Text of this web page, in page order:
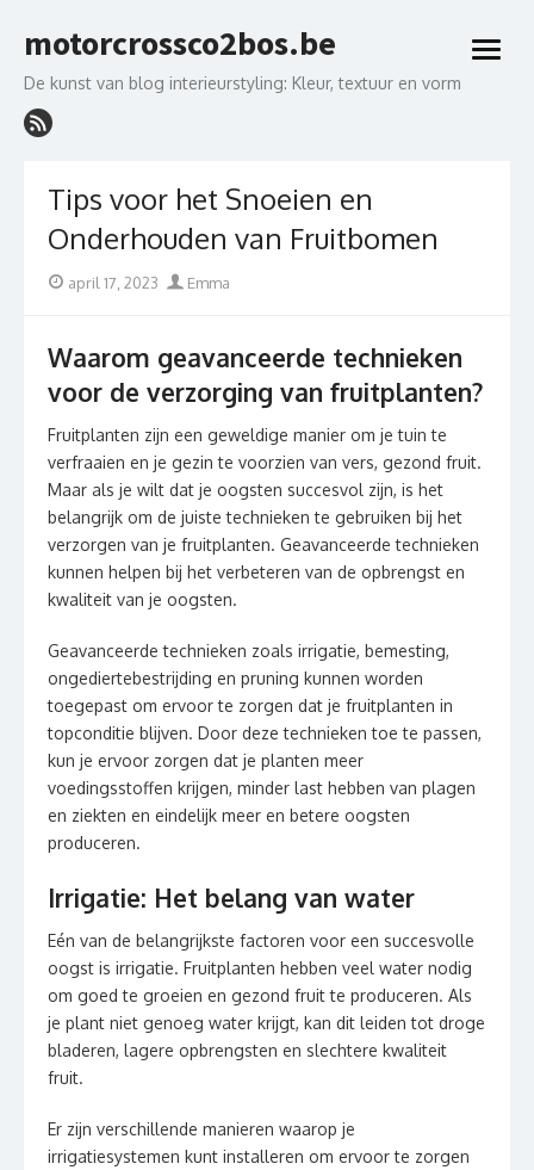
to
motorcrossco2bos.be
De kunst van blog interieurstyling: Kleur, textuur en vorm
open
Tips voor het Snoeien en
Onderhouden van Fruitbomen
Postedapril 17, 2023 Author
Emma
Waarom geavanceerde technieken
voor de verzorging van fruitplanten?
Fruitplanten zijn een geweldige manier om je tuin te
verfraaien en je gezin te voorzien van vers, gezond fruit.
Maar als je wilt dat je oogsten succesvol zijn, is het
belangrijk om de juiste technieken te gebruiken bij het
verzorgen van je fruitplanten. Geavanceerde technieken
kunnen helpen bij het verbeteren van de opbrengst en
kwaliteit van je oogsten.
Geavanceerde technieken zoals irrigatie, bemesting,
ongediertebestrijding en pruning kunnen worden
toegepast om ervoor te zorgen dat je fruitplanten in
topconditie blijven. Door deze technieken toe te passen,
kun je ervoor zorgen dat je planten meer
voedingsstoffen krijgen, minder last hebben van plagen
en ziekten en eindelijk meer en betere oogsten
produceren.
Irrigatie: Het belang van water
Eén van de belangrijkste factoren voor een succesvolle
oogst is irrigatie. Fruitplanten hebben veel water nodig
om goed te groeien en gezond fruit te produceren. Als
je plant niet genoeg water krijgt, kan dit leiden tot droge
bladeren, lagere opbrengsten en slechtere kwaliteit
fruit.
Er zijn verschillende manieren waarop je
irrigatiesystemen kunt installeren om ervoor te zorgen